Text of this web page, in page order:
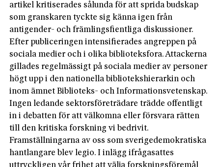
artikel kritiserades sålunda för att sprida budskap
som granskaren tyckte sig känna igen från
antigender- och främlingsfientliga diskussioner.
Efter publiceringen intensifierades angreppen på
sociala medier och i olika biblioteksfora. Attackerna
gillades regelmässigt på sociala medier av personer
högt upp i den nationella bibliotekshierarkin och
inom ämnet Biblioteks- och Informationsvetenskap.
Ingen ledande sektorsföreträdare trädde offentligt
in i debatten för att välkomna eller försvara rätten
till den kritiska forskning vi bedrivit.
Framställningarna av oss som sverigedemokratiska
hantlangare blev legio. I inlägg ifrågasattes
uttryckligen vår frihet att välja forskningsföremål